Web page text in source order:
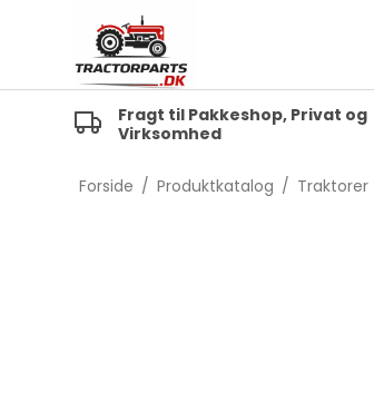
TEA20
Fragt til Pakkeshop, Privat og
Virksomhed
Forside / Produktkatalog / Traktorer